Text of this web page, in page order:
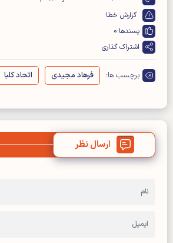
گزارش خطا
پسندها:0
اشتراک گذاری
برچسب ها: فرهاد مجیدی اتحاد کلبا
ارسال نظر